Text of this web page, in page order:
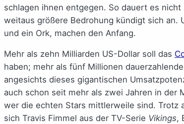
schlagen ihnen entgegen. So dauert es
weitaus größere Bedrohung kündigt sich an.
und ein Ork, machen den Anfang.
Mehr als zehn Milliarden US-Dollar soll das
haben; mehr als fünf Millionen
angesichts dieses gigantischen
auch schon seit mehr als zwei Jahren in der
wer die echten Stars mittlerweile sind. Trotz
sich Travis Fimmel aus der TV-Serie Vikings,